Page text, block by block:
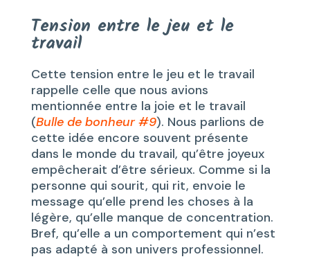
Tension entre le jeu et le
travail
Cette tension entre le jeu et le travail
rappelle celle que nous avions
mentionnée entre la joie et le travail
(Bulle de bonheur #9). Nous parlions de
cette idée encore souvent présente
dans le monde du travail, qu’être joyeux
empêcherait d’être sérieux. Comme si la
personne qui sourit, qui rit, envoie le
message qu’elle prend les choses à la
légère, qu’elle manque de concentration.
Bref, qu’elle a un comportement qui n’est
pas adapté à son univers professionnel.